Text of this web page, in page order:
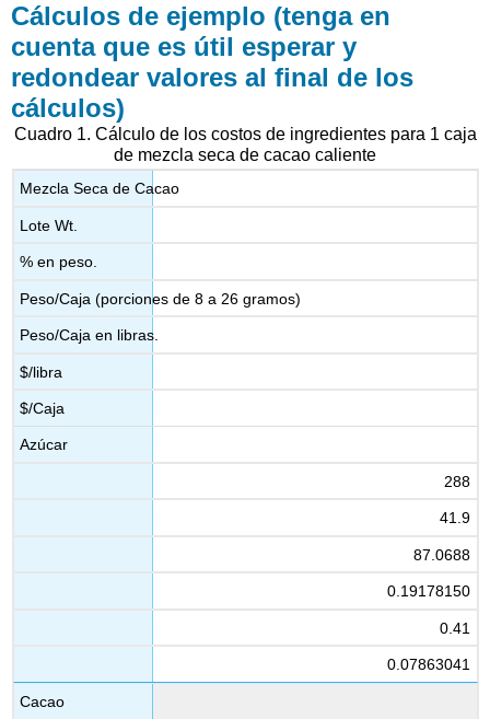
Cálculos de ejemplo (tenga en
cuenta que es útil esperar y
redondear valores al final de los
cálculos)
Cuadro 1. Cálculo de los costos de ingredientes para 1 caja
de mezcla seca de cacao caliente
Mezcla Seca de Cacao
Lote Wt.
% en peso.
Peso/Caja (porciones de 8 a 26 gramos)
Peso/Caja en libras.
$/libra
$/Caja
Azúcar
288
41.9
87.0688
0.19178150
0.41
0.07863041
Cacao